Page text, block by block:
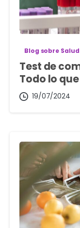
Blog sobre
Test de
Todo lo
19/07/2024